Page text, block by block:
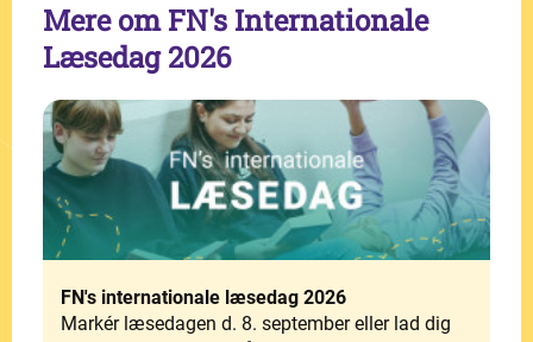
Mere om FN's Internationale
Læsedag 2026
FN's internationale læsedag 2026
Markér læsedagen d. 8. september eller lad dig